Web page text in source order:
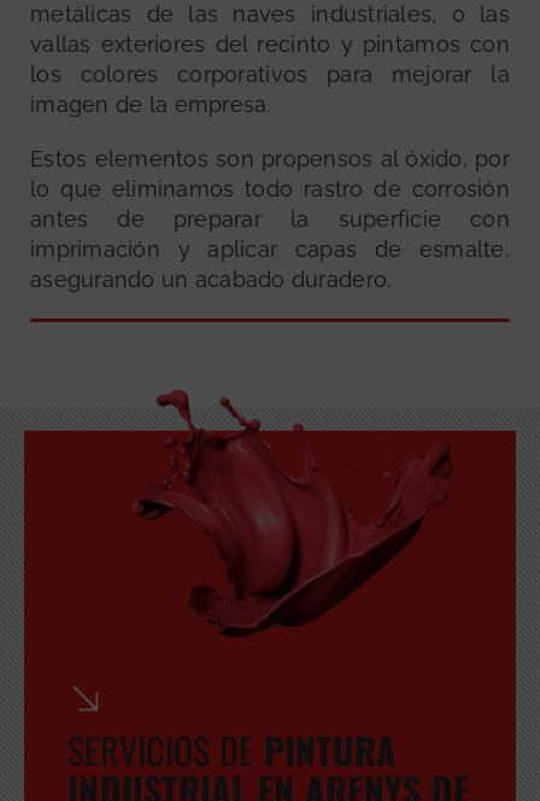
metálicas de las naves industriales, o las
vallas exteriores del recinto y pintamos con
los colores corporativos para mejorar la
imagen de la empresa.
Estos elementos son propensos al óxido, por
lo que eliminamos todo rastro de corrosión
antes de preparar la superficie con
imprimación y aplicar capas de esmalte,
asegurando un acabado duradero.
SERVICIOS DE PINTURA
INDUSTRIAL EN ARENYS DE
GRATUITA